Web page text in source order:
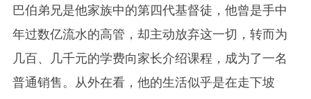
巴伯弟兄是他家族中的第四代基督徒，他曾是手中
年过数亿流水的高管，却主动放弃这一切，转而为
几百、几千元的学费向家长介绍课程，成为了一名
普通销售。从外在看，他的生活似乎是在走下坡